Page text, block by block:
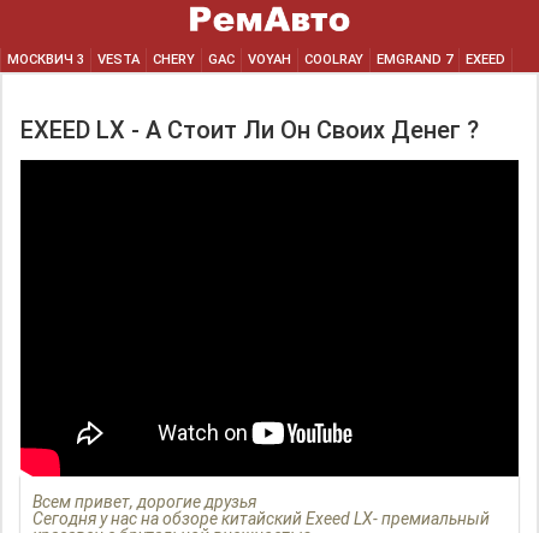
МОСКВИЧ 3 VESTA CHERY GAC VOYAH COOLRAY EMGRAND 7 EXEED
EXEED LX - А Стоит Ли Он Своих Денег ?
Всем привет, дорогие друзья
Сегодня у нас на обзоре китайский Exeed LX- премиальный